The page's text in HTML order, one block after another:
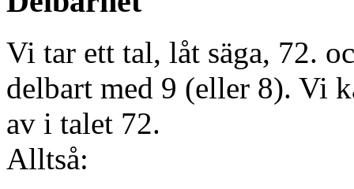
Vi tar ett tal, låt säga, 72.
delbart med 9 (eller 8). Vi
av i talet 72.
Alltså: